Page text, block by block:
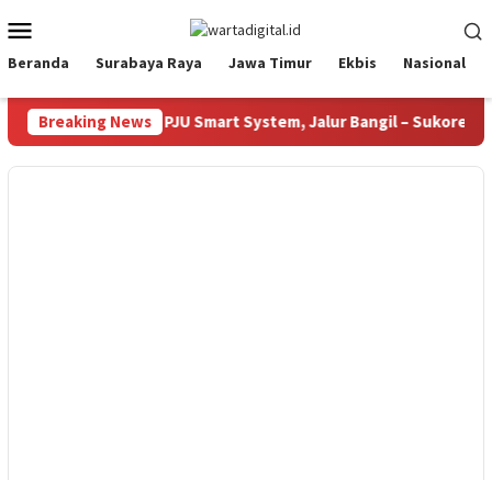
ke
kontenMobile
Beranda Surabaya Raya Jawa Timur Ekbis Nasional
Breaking News
Bangun 385 PJU Smart System, Jalur Bangil – Sukorejo